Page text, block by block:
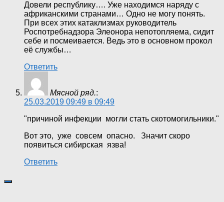
Довели республику…. Уже находимся наряду с
африканскими странами… Одно не могу понять.
При всех этих катаклизмах руководитель
Роспотребнадзора Элеонора непотопляема, сидит
себе и посмеивается. Ведь это в основном прокол
её службы…
Ответить
Мясной ряд.:
25.03.2019 09:49 в 09:49
"причиной инфекции могли стать скотомогильники."
Вот это, уже совсем опасно. Значит скоро
появиться сибирская язва!
Ответить